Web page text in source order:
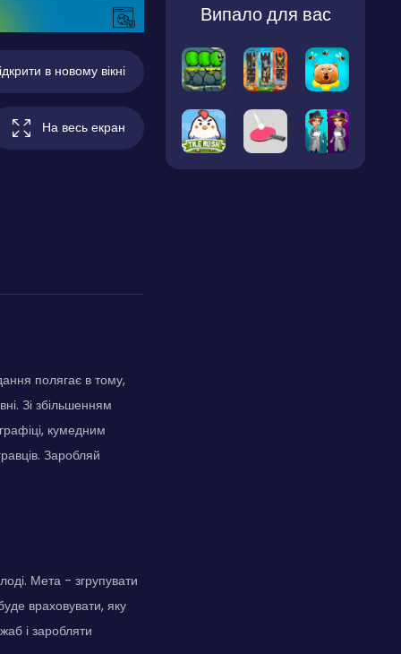
в новому вікні
На весь екран
полягає в тому,
Зі збільшенням
кумедним
Заробляй
Мета - згрупувати
враховувати, яку
і заробляти
Випало для вас